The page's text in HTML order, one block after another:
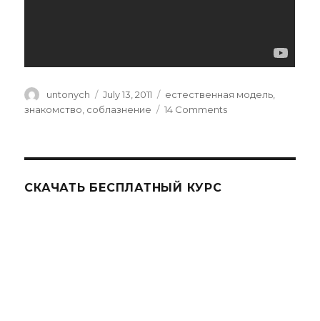
Author
untonych
Posted
on
July 13, 2011 Categories
естественная модель
знакомство соблазнение 14 Comments
СКАЧАТЬ БЕСПЛАТНЫЙ КУРС